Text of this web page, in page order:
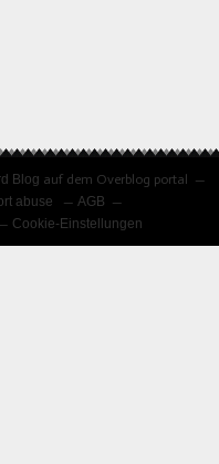
Blog auf dem Overblog portal
abuse
AGB
Cookie-Einstellungen